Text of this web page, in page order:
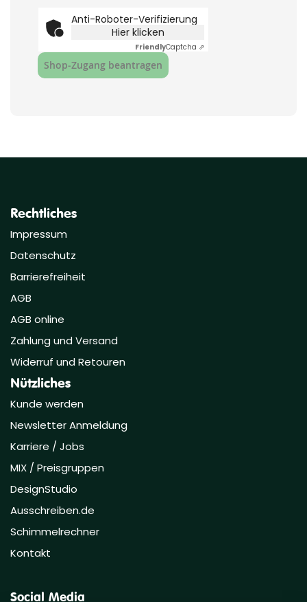
Anti-Roboter-Verifizierung
Hier klicken
FriendlyCaptcha ⇗
Shop‑Zugang beantragen
Rechtliches
Impressum
Datenschutz
Barrierefreiheit
AGB
AGB online
Zahlung und Versand
Widerruf und Retouren
Nützliches
Kunde werden
Newsletter Anmeldung
Karriere / Jobs
MIX / Preisgruppen
DesignStudio
Ausschreiben.de
Schimmelrechner
Kontakt
Social Media